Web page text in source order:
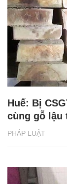
PHÁP LUẬT
Huế: Bị
cùng gỗ lậu